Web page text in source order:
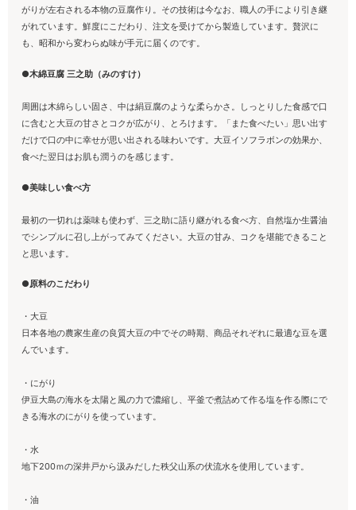
がりが左右される本物の豆腐作り。その技術は今なお、職人の手により引き継
がれています。鮮度にこだわり、注文を受けてから製造しています。贅沢に
も、昭和から変わらぬ味が手元に届くのです。
●木綿豆腐 三之助（みのすけ）
周囲は木綿らしい固さ、中は絹豆腐のような柔らかさ。しっとりした食感で口
に含むと大豆の甘さとコクが広がり、とろけます。「また食べたい」思い出す
だけで口の中に幸せが思い出される味わいです。大豆イソフラボンの効果か、
食べた翌日はお肌も潤うのを感じます。
●美味しい食べ方
最初の一切れは薬味も使わず、三之助に語り継がれる食べ方、自然塩か生醤油
でシンプルに召し上がってみてください。大豆の甘み、コクを堪能できること
と思います。
●原料のこだわり
・大豆
日本各地の農家生産の良質大豆の中でその時期、商品それぞれに最適な豆を選
んでいます。
・にがり
伊豆大島の海水を太陽と風の力で濃縮し、平釜で煮詰めて作る塩を作る際にで
きる海水のにがりを使っています。
・水
地下200ｍの深井戸から汲みだした秩父山系の伏流水を使用しています。
・油